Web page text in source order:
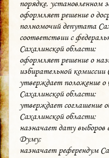
порядке, установленном
оформляет решение о
полномочий депутата
соответствии с
Сахалинской области;
оформляет решение о
избирательной
утверждает положение
Сахалинской области;
утверждает соглашение
Сахалинской области;
назначает дату
Думу;
назначает референдум